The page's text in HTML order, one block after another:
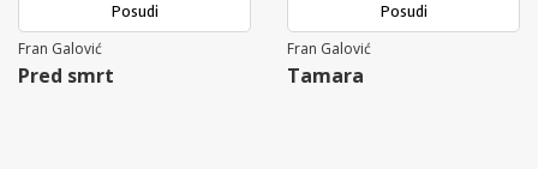
Posudi
Fran Galović
Pred smrt
Posudi
Fran Galović
Tamara